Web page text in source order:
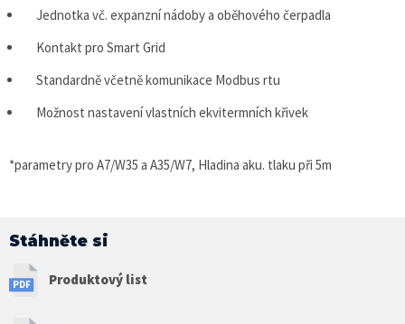
Jednotka vč. expanzní nádoby a oběhového čerpadla
Kontakt pro Smart Grid
Standardně včetně komunikace Modbus rtu
Možnost nastavení vlastních ekvitermních křivek
*parametry pro A7/W35 a A35/W7, Hladina aku. tlaku při 5m
Stáhněte si
Produktový list